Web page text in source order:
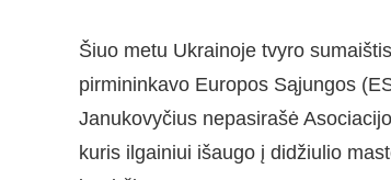
Šiuo metu Ukrainoje tvyro
pirmininkavo Europos Sąjungos
Janukovyčius nepasirašė
kuris ilgainiui išaugo į didžiulio